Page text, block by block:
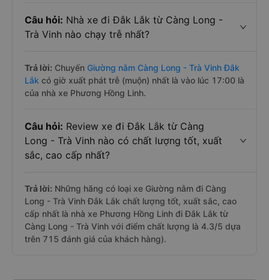
Câu hỏi: Nhà xe đi Đắk Lắk từ Càng Long -
Trà Vinh nào chạy trễ nhất?
Trả lời: Chuyến Giường nằm Càng Long - Trà Vinh Đắk
Lắk có giờ xuất phát trễ (muộn) nhất là vào lúc 17:00 là
của nhà xe Phương Hồng Linh.
Câu hỏi: Review xe đi Đắk Lắk từ Càng
Long - Trà Vinh nào có chất lượng tốt, xuất
sắc, cao cấp nhất?
Trả lời: Những hãng có loại xe Giường nằm đi Càng
Long - Trà Vinh Đắk Lắk chất lượng tốt, xuất sắc, cao
cấp nhất là nhà xe Phương Hồng Linh đi Đắk Lắk từ
Càng Long - Trà Vinh với điểm chất lượng là 4.3/5 dựa
trên 715 đánh giá của khách hàng).